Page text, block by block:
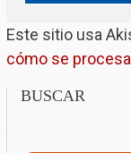
Este sitio usa
cómo se
BUSCAR